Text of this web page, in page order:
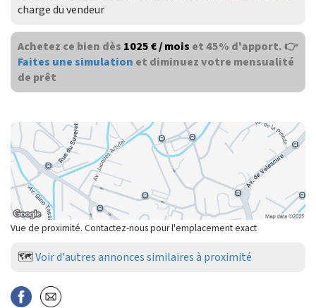
charge du vendeur
Achetez ce bien dès 1025 € / mois et 45% d'apport. 👉
Faites une simulation et diminuez votre mensualité
de prêt
Vue de proximité. Contactez-nous pour l'emplacement exact
🗺️Voir d'autres annonces similaires à proximité